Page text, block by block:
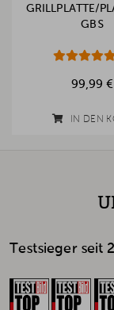
GRILLPLATTE/
GBS
99,99 €
IN DEN
Testsieger seit